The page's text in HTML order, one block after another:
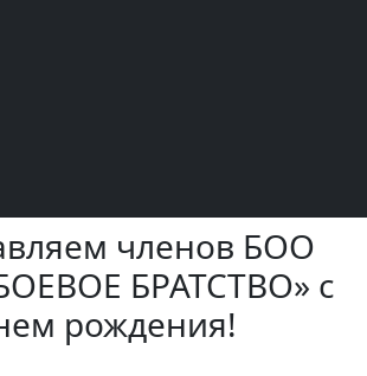
членов БОО
БРАТСТВО» с
рождения!